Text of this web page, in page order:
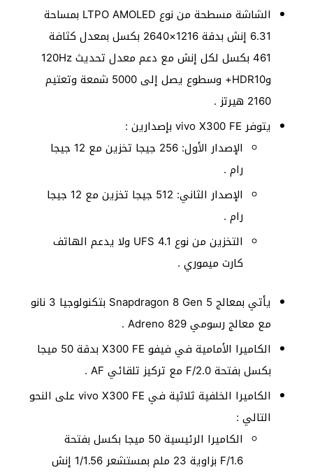
الشاشة مسطحة من نوع LTPO AMOLED بمساحة
6.31 إنش بدقة 1216×2640 بكسل بمعدل كثافة
461 بكسل لكل إنش مع دعم معدل تحديث 120Hz
وHDR10+ وسطوع يصل إلى 5000 شمعة وتعتيم
2160 هيرتز .
يتوفر vivo X300 FE بإصدارين :
الإصدار الأول: 256 جيجا تخزين مع 12 جيجا
رام .
الإصدار الثاني: 512 جيجا تخزين مع 12 جيجا
رام .
التخزين من نوع UFS 4.1 ولا يدعم الهاتف
كارت ميموري .
يأتي بمعالج Snapdragon 8 Gen 5 بتكنولوجيا 3 نانو
مع معالج رسومي Adreno 829 .
الكاميرا الأمامية في فيفو X300 FE بدقة 50 ميجا
بكسل بفتحة F/2.0 مع تركيز تلقائي AF .
الكاميرا الخلفية ثلاثية في vivo X300 FE على النحو
التالي :
الكاميرا الرئيسية 50 ميجا بكسل بفتحة
F/1.6 بزاوية 23 ملم بمستشعر 1/1.56 إنش